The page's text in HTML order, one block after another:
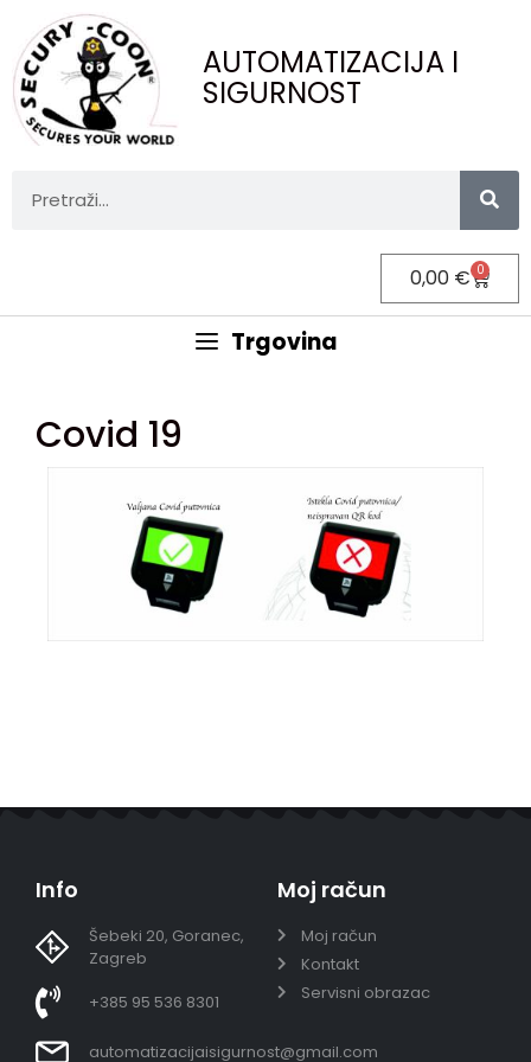
AUTOMATIZACIJA I
SIGURNOST
0,00 € 0
Trgovina
Covid 19
Info
Šebeki 20, Goranec,
Zagreb
+385 95 536 8301
automatizacijaisigurnost@gmail.com
Moj račun
Moj račun
Kontakt
Servisni obrazac